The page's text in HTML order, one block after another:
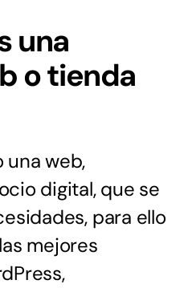
una
o tienda
una web,
digital, que se
para ello
mejores